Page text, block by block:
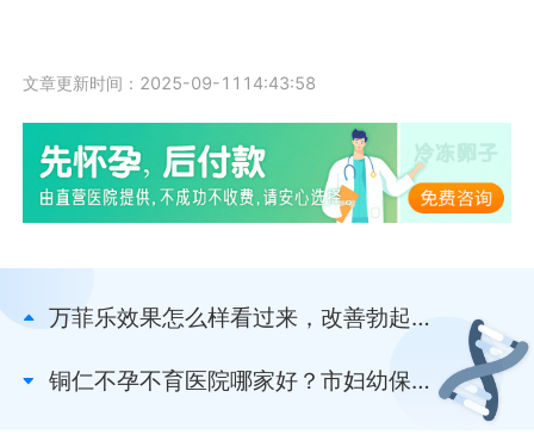
文章更新时间：2025-09-1114:43:58
万菲乐效果怎么样看过来，改善勃起功
铜仁不孕不育医院哪家好？市妇幼保健